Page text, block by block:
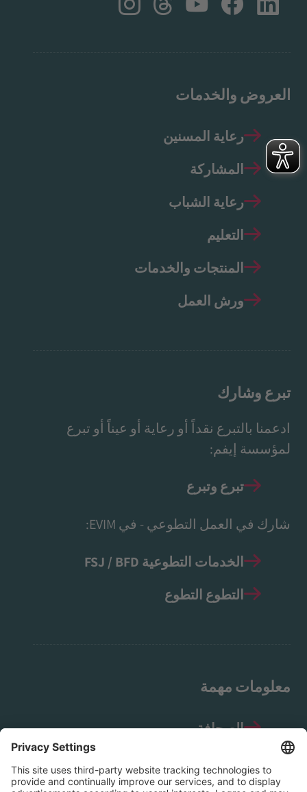
العروض والخدمات
رعاية المسنين
المشاركة
رعاية الشباب
التعليم
المنتجات والخدمات
ورش العمل
تبرع وشارك
ادعمنا بالتبرع نقداً أو رعاية أو عيناً أو تبرع
لمؤسسة إيفم:
تبرع وتبرع
شارك في العمل التطوعي - في EVIM:
الخدمات التطوعية FSJ / BFD
التطوع التطوع
معلومات مهمة
الصحافة